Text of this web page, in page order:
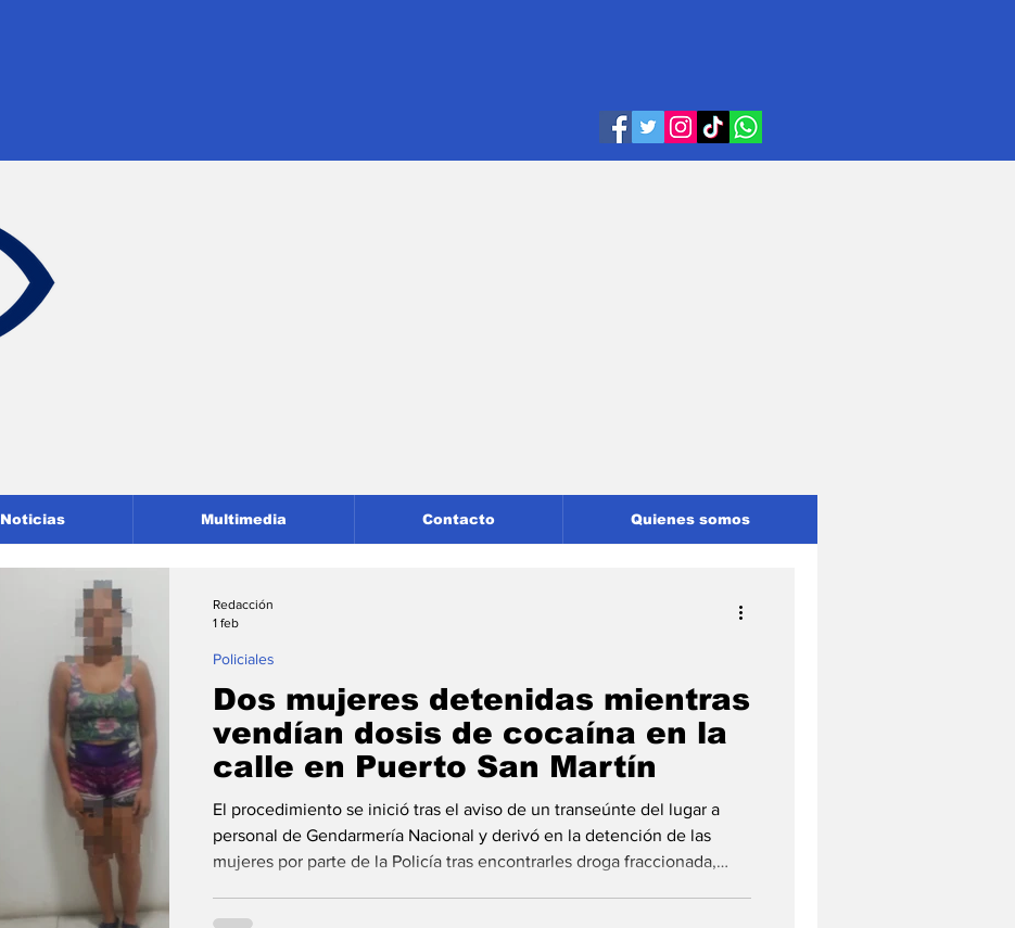
Noticias Multimedia Contacto Quienes somos
Dos mujeres detenidas mientras
vendían dosis de cocaína en la
calle en Puerto San Martín
El procedimiento se inició tras el aviso de un transeúnte del lugar a
personal de Gendarmería Nacional y derivó en la detención de las
mujeres por parte de la Policía tras encontrarles droga fraccionada,
Policiales
Redacción
1 feb